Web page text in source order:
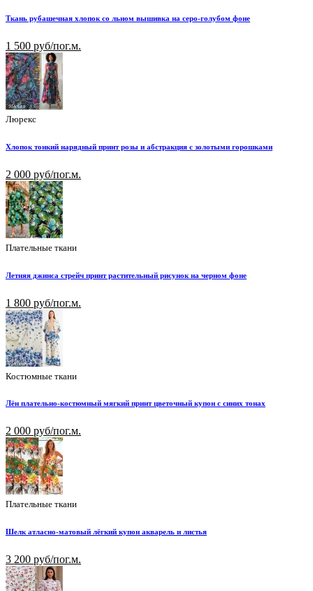
Ткань рубашечная хлопок со льном вышивка на серо-голубом фоне
1 500 руб/пог.м.
Люрекс
Хлопок тонкий нарядный принт розы и абстракция с золотыми горошками
2 000 руб/пог.м.
Плательные ткани
Летняя джинса стрейч принт растительный рисунок на черном фоне
1 800 руб/пог.м.
Костюмные ткани
Лён плательно-костюмный мягкий принт цветочный купон с синих тонах
2 000 руб/пог.м.
Плательные ткани
Шелк атласно-матовый лёгкий купон акварель и листья
3 200 руб/пог.м.